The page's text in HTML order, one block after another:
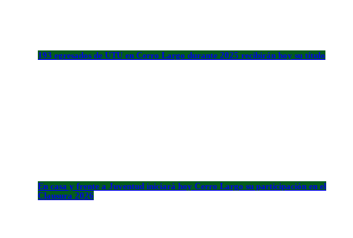
193 egresados de UTU en Cerro Largo durante 2025 recibirán hoy su título
En casa y frente a Juventud iniciará hoy Cerro Largo su participación en el
Clausura 2026